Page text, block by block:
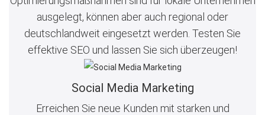
ausgelegt, können aber auch regional oder
deutschlandweit eingesetzt werden. Testen Sie
effektive SEO und lassen Sie sich überzeugen!
Social Media Marketing
Erreichen Sie neue Kunden mit starken und